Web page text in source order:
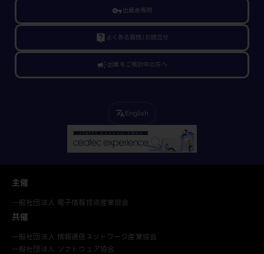
vpn_key出展者専用
live_help よくある質問/お問合せ
campaign出展をご検討中の方へ
translateEnglish
主催
一般社団法人 電子情報技術産業協会
共催
一般社団法人 情報通信ネットワーク産業協会
一般社団法人 ソフトウェア協会